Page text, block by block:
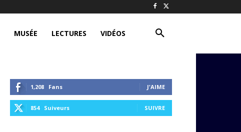
MUSÉE LECTURES VIDÉOS
1,208 Fans J'AIME
854 Suiveurs SUIVRE